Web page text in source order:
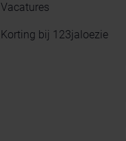
Vacatures
Korting bij 123jaloezie